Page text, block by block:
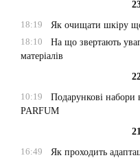
18:19
Як очищати шкіру
18:10
На що звертають
матеріалів
10:19
Подарункові набори
PARFUM
16:49
Як проходить